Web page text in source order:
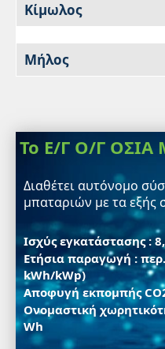
Κίμωλος
Μήλος
Το Ε/Γ Ο/Γ ΟΣΙΑ
Διαθέτει αυτόνομο
μπαταριών με τα εξής
Ισχύς εγκατάστασης :
Ετήσια παραγωγή :
kWh/kWp)
Αποφυγή εκπομπής
Ονομαστική
Wh